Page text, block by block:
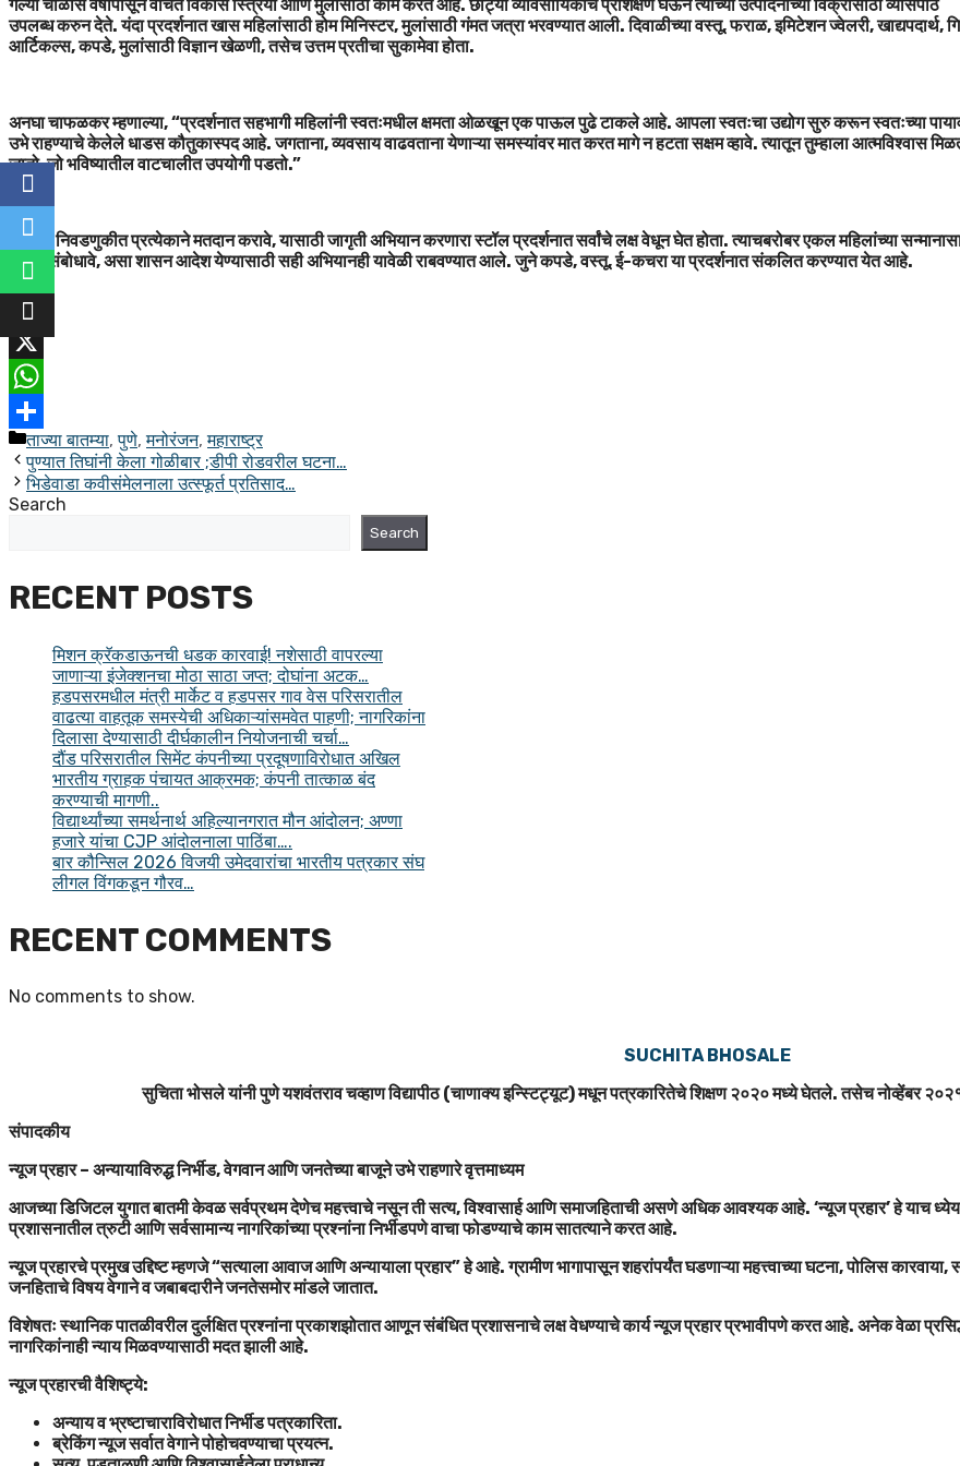
गेल्या चाळीस वर्षांपासून वंचित विकास स्त्रिया आणि मुलांसाठी काम करत आहे. छोट्या व्यावसायिकांचे प्रशिक्षण घेऊन त्यांच्या उत्पादनांच्या विक्रीसाठी व्यासपीठ
उपलब्ध करुन देते. यंदा प्रदर्शनात खास महिलांसाठी होम मिनिस्टर, मुलांसाठी गंमत जत्रा भरवण्यात आली. दिवाळीच्या वस्तू, फराळ, इमिटेशन ज्वेलरी, खाद्यपदार्थ,
आर्टिकल्स, कपडे, मुलांसाठी विज्ञान खेळणी, तसेच उत्तम प्रतीचा सुकामेवा होता.
अनघा चाफळकर म्हणाल्या, “प्रदर्शनात सहभागी महिलांनी स्वतःमधील क्षमता ओळखून एक पाऊल पुढे टाकले आहे. आपला स्वतःचा उद्योग सुरु करून स्वतःच्या
उभे राहण्याचे केलेले धाडस कौतुकास्पद आहे. जगताना, व्यवसाय वाढवताना येणाऱ्या समस्यांवर मात करत मागे न हटता सक्षम व्हावे. त्यातून तुम्हाला आत्मविश्वास
जातो, जो भविष्यातील वाटचालीत उपयोगी पडतो.”
येणाऱ्या निवडणुकीत प्रत्येकाने मतदान करावे, यासाठी जागृती अभियान करणारा स्टॉल प्रदर्शनात सर्वांचे लक्ष वेधून घेत होता. त्याचबरोबर एकल महिलांच्या
अभया संबोधावे, असा शासन आदेश येण्यासाठी सही अभियानही यावेळी राबवण्यात आले. जुने कपडे, वस्तू, ई-कचरा या प्रदर्शनात संकलित करण्यात येत आहे.
Facebook
X
WhatsApp
Share
Categories
ताज्या बातम्या,पुणे,मनोरंजन,महाराष्ट्र
पुण्यात तिघांनी केला गोळीबार ;डीपी रोडवरील घटना…
भिडेवाडा कवीसंमेलनाला उत्स्फूर्त प्रतिसाद…
Search
Search
RECENT POSTS
मिशन क्रॅकडाऊनची धडक कारवाई! नशेसाठी वापरल्या
जाणाऱ्या इंजेक्शनचा मोठा साठा जप्त; दोघांना अटक…
हडपसरमधील मंत्री मार्केट व हडपसर गाव वेस परिसरातील
वाढत्या वाहतूक समस्येची अधिकाऱ्यांसमवेत पाहणी; नागरिकांना
दिलासा देण्यासाठी दीर्घकालीन नियोजनाची चर्चा…
दौंड परिसरातील सिमेंट कंपनीच्या प्रदूषणाविरोधात अखिल
भारतीय ग्राहक पंचायत आक्रमक; कंपनी तात्काळ बंद
करण्याची मागणी..
विद्यार्थ्यांच्या समर्थनार्थ अहिल्यानगरात मौन आंदोलन; अण्णा
हजारे यांचा CJP आंदोलनाला पाठिंबा….
बार कौन्सिल 2026 विजयी उमेदवारांचा भारतीय पत्रकार संघ
लीगल विंगकडून गौरव…
RECENT COMMENTS
No comments to show.
SUCHITA BHOSALE
सुचिता भोसले यांनी पुणे यशवंतराव चव्हाण विद्यापीठ (चाणाक्य इन्स्टिट्यूट) मधून पत्रकारितेचे शिक्षण २०२० मध्ये घेतले. तसेच नोव्हेंबर
संपादकीय
न्यूज प्रहार – अन्यायाविरुद्ध निर्भीड, वेगवान आणि जनतेच्या बाजूने उभे राहणारे वृत्तमाध्यम
आजच्या डिजिटल युगात बातमी केवळ सर्वप्रथम देणेच महत्त्वाचे नसून ती सत्य, विश्वासार्ह आणि समाजहिताची असणे अधिक आवश्यक आहे. ‘न्यूज प्रहार’ हे याच
प्रशासनातील त्रुटी आणि सर्वसामान्य नागरिकांच्या प्रश्नांना निर्भीडपणे वाचा फोडण्याचे काम सातत्याने करत आहे.
न्यूज प्रहारचे प्रमुख उद्दिष्ट म्हणजे “सत्याला आवाज आणि अन्यायाला प्रहार” हे आहे. ग्रामीण भागापासून शहरांपर्यंत घडणाऱ्या महत्त्वाच्या घटना, पोलिस
जनहिताचे विषय वेगाने व जबाबदारीने जनतेसमोर मांडले जातात.
विशेषतः स्थानिक पातळीवरील दुर्लक्षित प्रश्नांना प्रकाशझोतात आणून संबंधित प्रशासनाचे लक्ष वेधण्याचे कार्य न्यूज प्रहार प्रभावीपणे करत आहे. अनेक वेळा
नागरिकांनाही न्याय मिळवण्यासाठी मदत झाली आहे.
न्यूज प्रहारची वैशिष्ट्ये:
अन्याय व भ्रष्टाचाराविरोधात निर्भीड पत्रकारिता.
ब्रेकिंग न्यूज सर्वात वेगाने पोहोचवण्याचा प्रयत्न.